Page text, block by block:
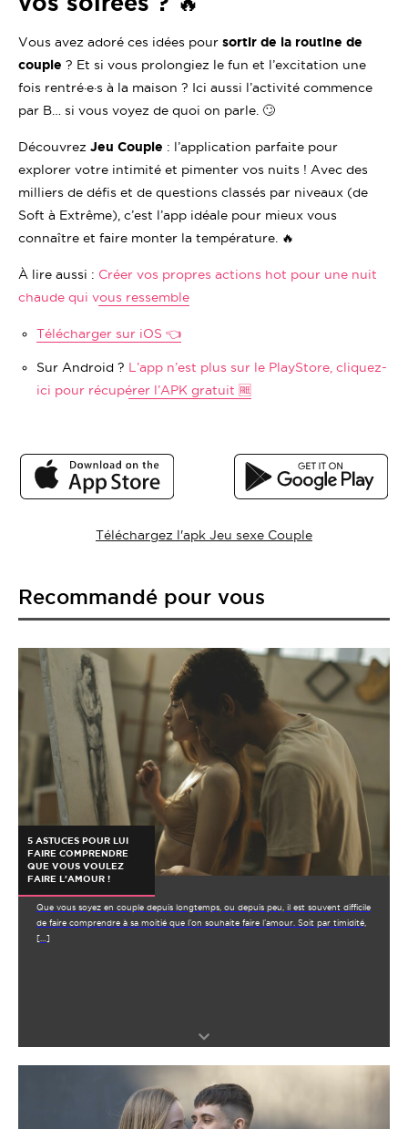
Vous avez adoré ces idées pour sortir de la routine de
couple ? Et si vous prolongiez le fun et l’excitation une
fois rentré·e·s à la maison ? Ici aussi l’activité commence
par B… si vous voyez de quoi on parle. 🙄
Découvrez Jeu Couple : l’application parfaite pour
explorer votre intimité et pimenter vos nuits ! Avec des
milliers de défis et de questions classés par niveaux (de
Soft à Extrême), c’est l’app idéale pour mieux vous
connaître et faire monter la température. 🔥
À lire aussi : Créer vos propres actions hot pour une nuit
chaude qui vous ressemble
Télécharger sur iOS 👈
Sur Android ? L’app n’est plus sur le PlayStore, cliquez-
ici pour récupérer l’APK gratuit 🆓
Téléchargez l'apk Jeu sexe Couple
Recommandé pour vous
5 ASTUCES POUR LUI
FAIRE COMPRENDRE
QUE VOUS VOULEZ
FAIRE L’AMOUR !
Que vous soyez en couple depuis longtemps, ou depuis peu, il est souvent difficile
de faire comprendre à sa moitié que l’on souhaite faire l’amour. Soit par timidité,
[…]